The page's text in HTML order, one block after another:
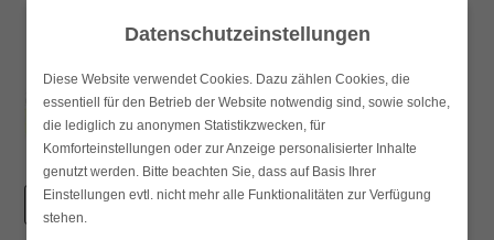
content
Suchen
nach:
Datenschutzeinstellungen
Diese Website verwendet Cookies. Dazu zählen Cookies, die
essentiell für den Betrieb der Website notwendig sind, sowie solche,
die lediglich zu anonymen Statistikzwecken, für
Komforteinstellungen oder zur Anzeige personalisierter Inhalte
genutzt werden. Bitte beachten Sie, dass auf Basis Ihrer
Einstellungen evtl. nicht mehr alle Funktionalitäten zur Verfügung
stehen.